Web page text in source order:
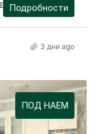
Подробности
3 дни ago
ПОД НАЕМ